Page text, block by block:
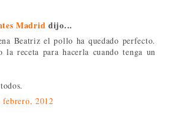
Madrid dijo...
Beatriz el pollo ha quedado perfecto.
la receta para hacerla cuando tenga un
febrero, 2012